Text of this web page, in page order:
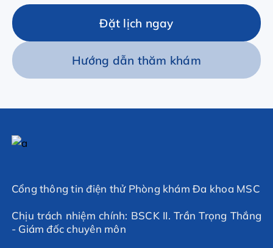
Đặt lịch ngay
Hướng dẫn thăm khám
Cổng thông tin điện thử Phòng khám Đa khoa MSC
Chịu trách nhiệm chính: BSCK II. Trần Trọng Thắng
- Giám đốc chuyên môn